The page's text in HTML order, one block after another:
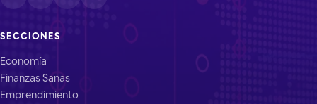
SECCIONES
Economía
Finanzas Sanas
Emprendimiento